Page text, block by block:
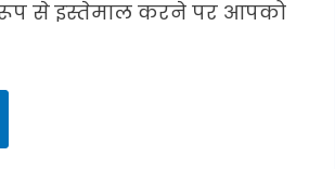
रूप से इस्तेमाल करने पर आपको